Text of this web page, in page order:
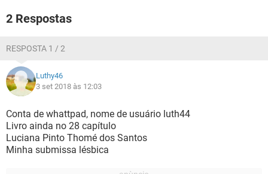
2 Respostas
RESPOSTA 1 / 2
Luthy46
3 set 2018 às 12:03
Conta de whattpad, nome de usuário luth44
Livro ainda no 28 capítulo
Luciana Pinto Thomé dos Santos
Minha submissa lésbica